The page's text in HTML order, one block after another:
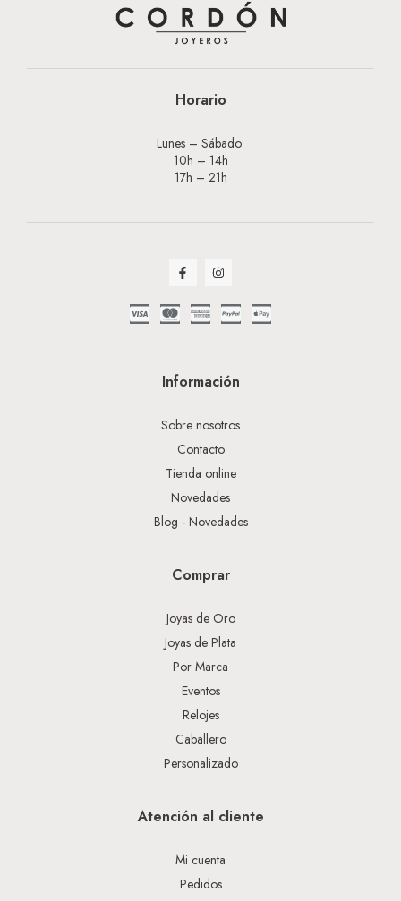
Horario
Lunes – Sábado:
10h – 14h
17h – 21h
Información
Sobre nosotros
Contacto
Tienda online
Novedades
Blog - Novedades
Comprar
Joyas de Oro
Joyas de Plata
Por Marca
Eventos
Relojes
Caballero
Personalizado
Atención al cliente
Mi cuenta
Pedidos